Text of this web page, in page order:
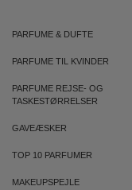
PARFUME & DUFTE
PARFUME TIL KVINDER
PARFUME REJSE- OG
TASKESTØRRELSER
GAVEÆSKER
TOP 10 PARFUMER
MAKEUPSPEJLE